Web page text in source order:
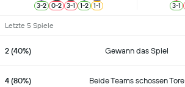
3-2 0-2 3-1 1-2 1-1 3-1
Letzte 5 Spiele
2 (40%) Gewann das Spiel
4 (80%) Beide Teams schossen Tore